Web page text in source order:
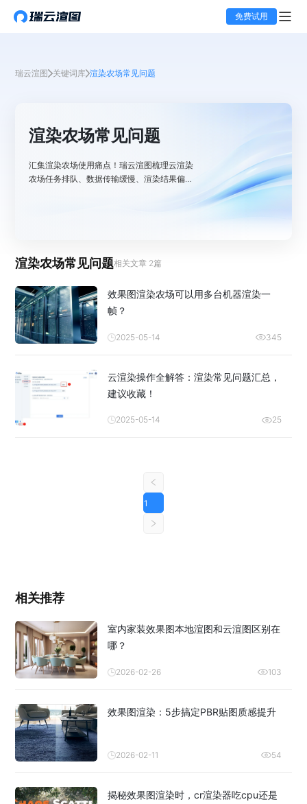
免费试用
瑞云渲图 关键词库 渲染农场常见问题
渲染农场常见问题
汇集渲染农场使用痛点！瑞云渲图梳理云渲染
农场任务排队、数据传输缓慢、渲染结果偏差
渲染农场常见问题相关文章 2篇
效果图渲染农场可以用多台机器渲染一
帧？
2025-05-14 345
云渲染操作全解答：渲染常见问题汇总，
建议收藏！
2025-05-14 25
1
相关推荐
室内家装效果图本地渲图和云渲图区别在
哪？
2026-02-26 103
效果图渲染：5步搞定PBR贴图质感提升
2026-02-11 54
揭秘效果图渲染时，cr渲染器吃cpu还是